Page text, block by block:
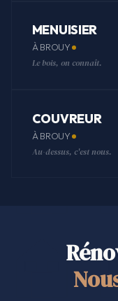
MENUISIER
À BROUY
Le bois, on connaît.
COUVREUR
À BROUY
Au-dessus, c'est nous.